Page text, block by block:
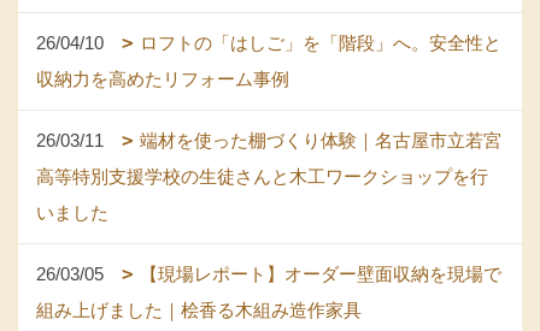
26/04/10
ロフトの「はしご」を「階段」へ。安全性と
収納力を高めたリフォーム事例
26/03/11
端材を使った棚づくり体験｜名古屋市立若宮
高等特別支援学校の生徒さんと木工ワークショップを行
いました
26/03/05
【現場レポート】オーダー壁面収納を現場で
組み上げました｜桧香る木組み造作家具